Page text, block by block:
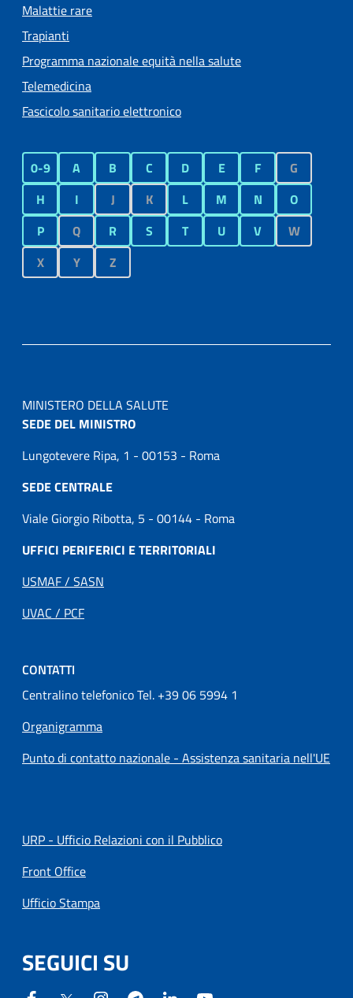
Malattie rare
Trapianti
Programma nazionale equità nella salute
Telemedicina
Fascicolo sanitario elettronico
0-9 A B C D E F
G
H
I J K L M N
O
P
Q R S T U V
W
X
Y Z
MINISTERO DELLA SALUTE
SEDE DEL MINISTRO
Lungotevere Ripa, 1 - 00153 - Roma
SEDE CENTRALE
Viale Giorgio Ribotta, 5 - 00144 - Roma
UFFICI PERIFERICI E TERRITORIALI
USMAF / SASN
UVAC / PCF
CONTATTI
Centralino telefonico Tel. +39 06 5994 1
Organigramma
Punto di contatto nazionale - Assistenza sanitaria nell'UE
URP - Ufficio Relazioni con il Pubblico
Front Office
Ufficio Stampa
SEGUICI SU